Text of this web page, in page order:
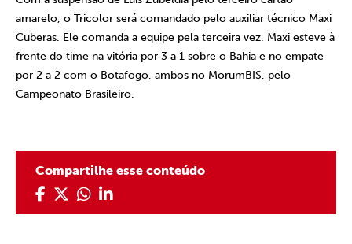
amarelo, o Tricolor será comandado pelo auxiliar técnico Maxi
Cuberas. Ele comanda a equipe pela terceira vez. Maxi esteve à
frente do time na vitória por 3 a 1 sobre o Bahia e no empate
por 2 a 2 com o Botafogo, ambos no MorumBIS, pelo
Campeonato Brasileiro.
Compartilhe esse conteúdo